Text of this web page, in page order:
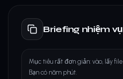
Briefing nhiệm vụ
Mục tiêu rất đơn giản: vào, lấy
Bạn có năm phút.